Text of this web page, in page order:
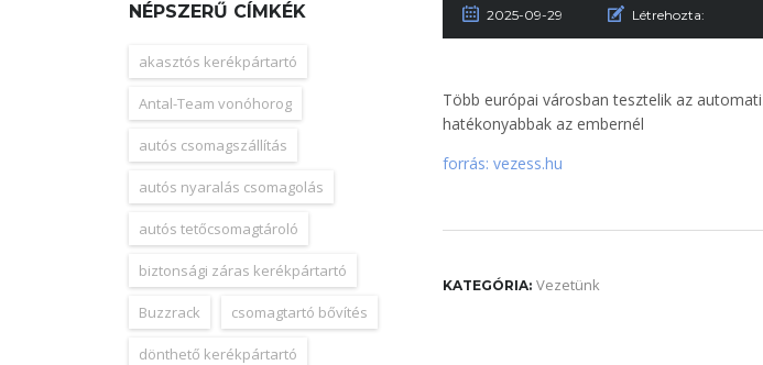
2025-09-29 Létrehozta:
Több európai városban tesztelik az
hatékonyabbak az embernél
forrás: vezess.hu
KATEGÓRIA: Vezetünk
NÉPSZERŰ CÍMKÉK
akasztós kerékpártartó
Antal-Team vonóhorog
autós csomagszállítás
autós nyaralás csomagolás
autós tetőcsomagtároló
biztonsági záras kerékpártartó
Buzzrack csomagtartó bővítés
dönthető kerékpártartó